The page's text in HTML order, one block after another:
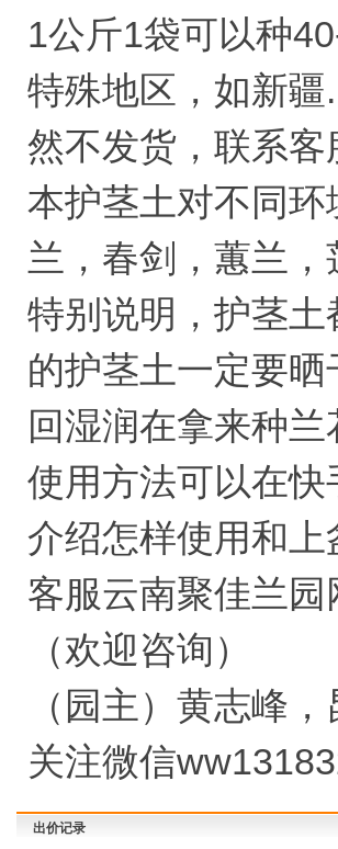
1公斤1袋可以种
特殊地区，如新
然不发货，联系
本护茎土对不同
兰，春剑，蕙兰
特别说明，护茎
的护茎土一定要
回湿润在拿来种
使用方法可以在
介绍怎样使用和上
客服云南聚佳兰
（欢迎咨询）
（园主）黄志峰
关注微信
出价记录